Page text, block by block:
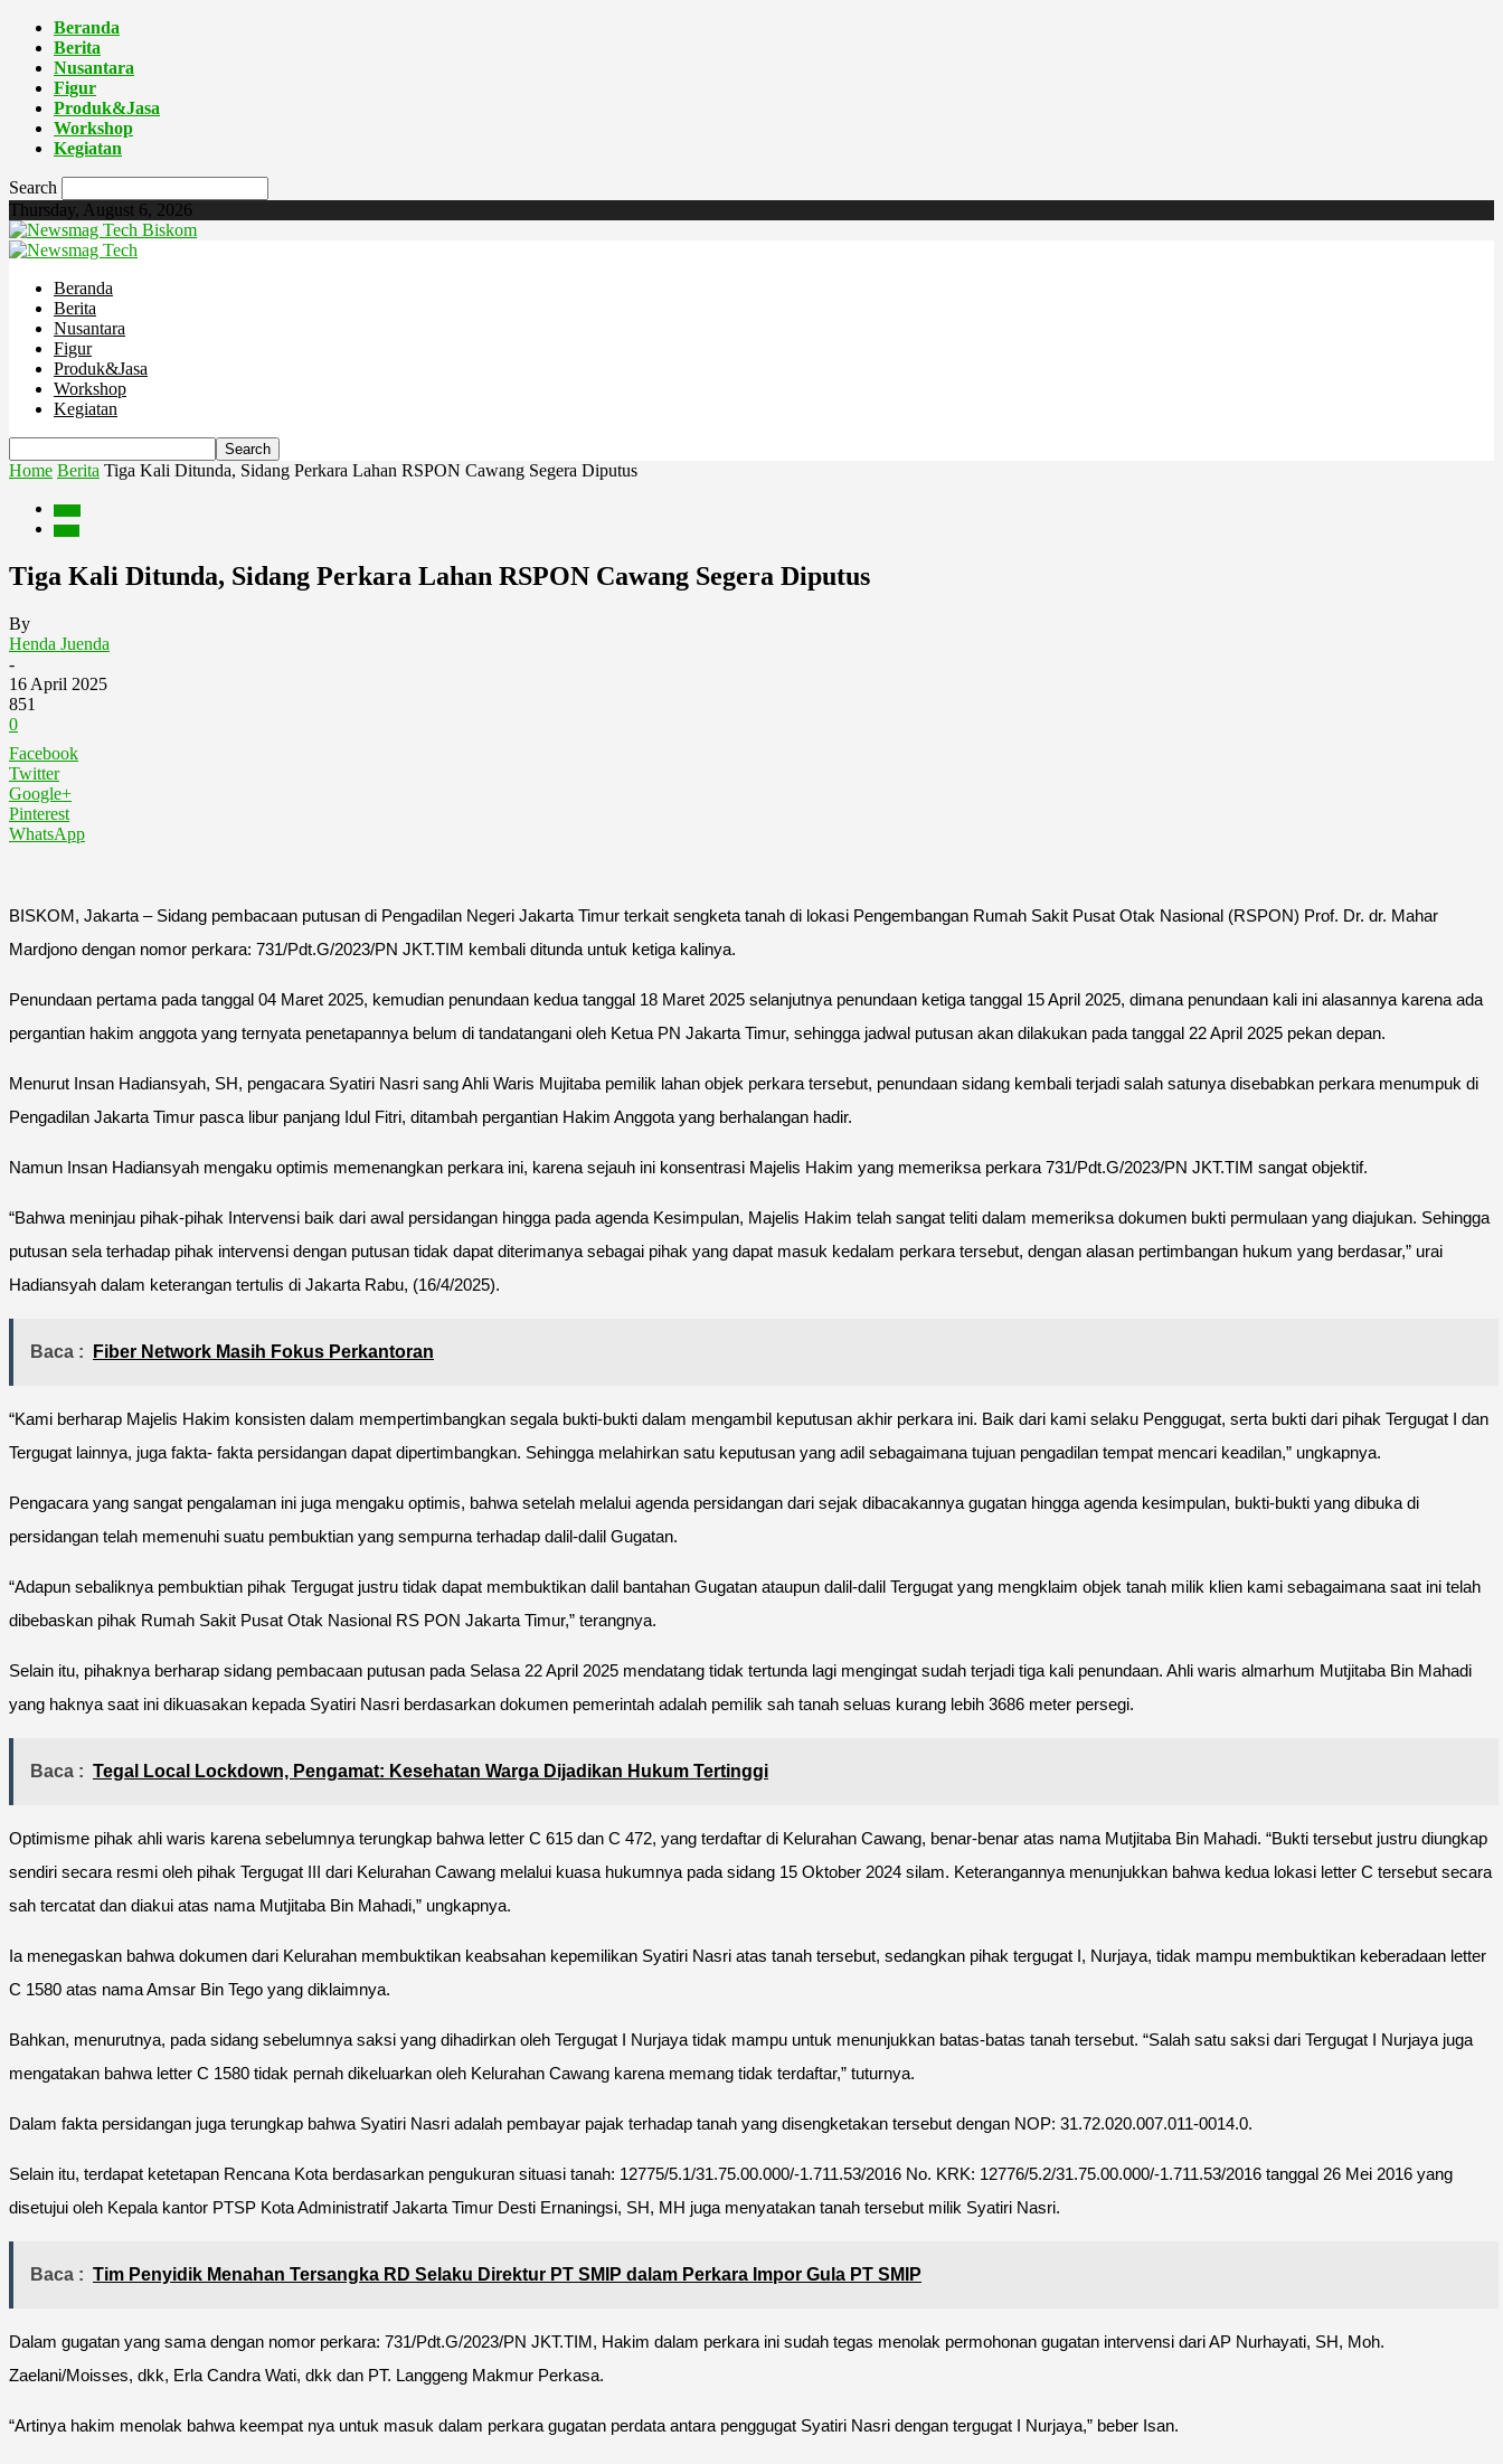
Beranda
Berita
Nusantara
Figur
Produk&Jasa
Workshop
Kegiatan
Search
Thursday, August 6, 2026
Biskom
Beranda
Berita
Nusantara
Figur
Produk&Jasa
Workshop
Kegiatan
Home Berita Tiga Kali Ditunda, Sidang Perkara Lahan RSPON Cawang Segera Diputus
Tiga Kali Ditunda, Sidang Perkara Lahan RSPON Cawang Segera Diputus
By
Henda Juenda
-
16 April 2025
851
0
Facebook
Twitter
Google+
Pinterest
WhatsApp
BISKOM, Jakarta – Sidang pembacaan putusan di Pengadilan Negeri Jakarta Timur terkait sengketa tanah di lokasi Pengembangan Rumah Sakit Pusat Otak Nasional (RSPON) Prof. Dr. dr. Mahar
Mardjono dengan nomor perkara: 731/Pdt.G/2023/PN JKT.TIM kembali ditunda untuk ketiga kalinya.
Penundaan pertama pada tanggal 04 Maret 2025, kemudian penundaan kedua tanggal 18 Maret 2025 selanjutnya penundaan ketiga tanggal 15 April 2025, dimana penundaan kali ini alasannya karena ada
pergantian hakim anggota yang ternyata penetapannya belum di tandatangani oleh Ketua PN Jakarta Timur, sehingga jadwal putusan akan dilakukan pada tanggal 22 April 2025 pekan depan.
Menurut Insan Hadiansyah, SH, pengacara Syatiri Nasri sang Ahli Waris Mujitaba pemilik lahan objek perkara tersebut, penundaan sidang kembali terjadi salah satunya disebabkan perkara menumpuk di
Pengadilan Jakarta Timur pasca libur panjang Idul Fitri, ditambah pergantian Hakim Anggota yang berhalangan hadir.
Namun Insan Hadiansyah mengaku optimis memenangkan perkara ini, karena sejauh ini konsentrasi Majelis Hakim yang memeriksa perkara 731/Pdt.G/2023/PN JKT.TIM sangat objektif.
“Bahwa meninjau pihak-pihak Intervensi baik dari awal persidangan hingga pada agenda Kesimpulan, Majelis Hakim telah sangat teliti dalam memeriksa dokumen bukti permulaan yang diajukan. Sehingga
putusan sela terhadap pihak intervensi dengan putusan tidak dapat diterimanya sebagai pihak yang dapat masuk kedalam perkara tersebut, dengan alasan pertimbangan hukum yang berdasar,” urai
Hadiansyah dalam keterangan tertulis di Jakarta Rabu, (16/4/2025).
Baca : Fiber Network Masih Fokus Perkantoran
“Kami berharap Majelis Hakim konsisten dalam mempertimbangkan segala bukti-bukti dalam mengambil keputusan akhir perkara ini. Baik dari kami selaku Penggugat, serta bukti dari pihak Tergugat I dan
Tergugat lainnya, juga fakta- fakta persidangan dapat dipertimbangkan. Sehingga melahirkan satu keputusan yang adil sebagaimana tujuan pengadilan tempat mencari keadilan,” ungkapnya.
Pengacara yang sangat pengalaman ini juga mengaku optimis, bahwa setelah melalui agenda persidangan dari sejak dibacakannya gugatan hingga agenda kesimpulan, bukti-bukti yang dibuka di
persidangan telah memenuhi suatu pembuktian yang sempurna terhadap dalil-dalil Gugatan.
“Adapun sebaliknya pembuktian pihak Tergugat justru tidak dapat membuktikan dalil bantahan Gugatan ataupun dalil-dalil Tergugat yang mengklaim objek tanah milik klien kami sebagaimana saat ini telah
dibebaskan pihak Rumah Sakit Pusat Otak Nasional RS PON Jakarta Timur,” terangnya.
Selain itu, pihaknya berharap sidang pembacaan putusan pada Selasa 22 April 2025 mendatang tidak tertunda lagi mengingat sudah terjadi tiga kali penundaan. Ahli waris almarhum Mutjitaba Bin Mahadi
yang haknya saat ini dikuasakan kepada Syatiri Nasri berdasarkan dokumen pemerintah adalah pemilik sah tanah seluas kurang lebih 3686 meter persegi.
Baca : Tegal Local Lockdown, Pengamat: Kesehatan Warga Dijadikan Hukum Tertinggi
Optimisme pihak ahli waris karena sebelumnya terungkap bahwa letter C 615 dan C 472, yang terdaftar di Kelurahan Cawang, benar-benar atas nama Mutjitaba Bin Mahadi. “Bukti tersebut justru diungkap
sendiri secara resmi oleh pihak Tergugat III dari Kelurahan Cawang melalui kuasa hukumnya pada sidang 15 Oktober 2024 silam. Keterangannya menunjukkan bahwa kedua lokasi letter C tersebut secara
sah tercatat dan diakui atas nama Mutjitaba Bin Mahadi,” ungkapnya.
Ia menegaskan bahwa dokumen dari Kelurahan membuktikan keabsahan kepemilikan Syatiri Nasri atas tanah tersebut, sedangkan pihak tergugat I, Nurjaya, tidak mampu membuktikan keberadaan letter
C 1580 atas nama Amsar Bin Tego yang diklaimnya.
Bahkan, menurutnya, pada sidang sebelumnya saksi yang dihadirkan oleh Tergugat I Nurjaya tidak mampu untuk menunjukkan batas-batas tanah tersebut. “Salah satu saksi dari Tergugat I Nurjaya juga
mengatakan bahwa letter C 1580 tidak pernah dikeluarkan oleh Kelurahan Cawang karena memang tidak terdaftar,” tuturnya.
Dalam fakta persidangan juga terungkap bahwa Syatiri Nasri adalah pembayar pajak terhadap tanah yang disengketakan tersebut dengan NOP: 31.72.020.007.011-0014.0.
Selain itu, terdapat ketetapan Rencana Kota berdasarkan pengukuran situasi tanah: 12775/5.1/31.75.00.000/-1.711.53/2016 No. KRK: 12776/5.2/31.75.00.000/-1.711.53/2016 tanggal 26 Mei 2016 yang
disetujui oleh Kepala kantor PTSP Kota Administratif Jakarta Timur Desti Ernaningsi, SH, MH juga menyatakan tanah tersebut milik Syatiri Nasri.
Baca : Tim Penyidik Menahan Tersangka RD Selaku Direktur PT SMIP dalam Perkara Impor Gula PT SMIP
Dalam gugatan yang sama dengan nomor perkara: 731/Pdt.G/2023/PN JKT.TIM, Hakim dalam perkara ini sudah tegas menolak permohonan gugatan intervensi dari AP Nurhayati, SH, Moh.
Zaelani/Moisses, dkk, Erla Candra Wati, dkk dan PT. Langgeng Makmur Perkasa.
“Artinya hakim menolak bahwa keempat nya untuk masuk dalam perkara gugatan perdata antara penggugat Syatiri Nasri dengan tergugat I Nurjaya,” beber Isan.